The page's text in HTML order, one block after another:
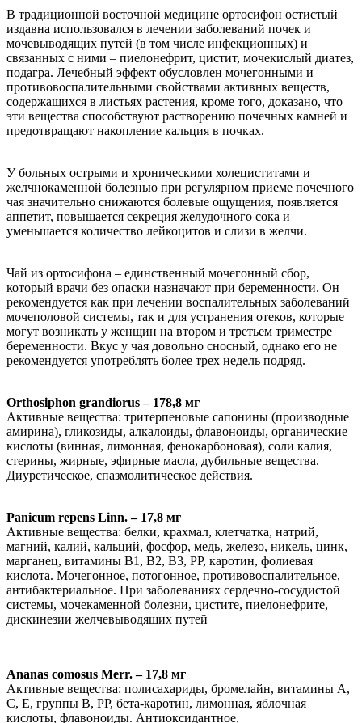
В традиционной восточной медицине ортосифон остистый
издавна использовался в лечении заболеваний почек и
мочевыводящих путей (в том числе инфекционных) и
связанных с ними – пиелонефрит, цистит, мочекислый диатез,
подагра. Лечебный эффект обусловлен мочегонными и
противовоспалительными свойствами активных веществ,
содержащихся в листьях растения, кроме того, доказано, что
эти вещества способствуют растворению почечных камней и
предотвращают накопление кальция в почках.
У больных острыми и хроническими холециститами и
желчнокаменной болезнью при регулярном приеме почечного
чая значительно снижаются болевые ощущения, появляется
аппетит, повышается секреция желудочного сока и
уменьшается количество лейкоцитов и слизи в желчи.
Чай из ортосифона – единственный мочегонный сбор,
который врачи без опаски назначают при беременности. Он
рекомендуется как при лечении воспалительных заболеваний
мочеполовой системы, так и для устранения отеков, которые
могут возникать у женщин на втором и третьем триместре
беременности. Вкус у чая довольно сносный, однако его не
рекомендуется употреблять более трех недель подряд.
Orthosiphon grandiorus – 178,8 мг
Активные вещества: тритерпеновые сапонины (производные
амирина), гликозиды, алкалоиды, флавоноиды, органические
кислоты (винная, лимонная, фенокарбоновая), соли калия,
стерины, жирные, эфирные масла, дубильные вещества.
Диуретическое, спазмолитическое действия.
Panicum repens Linn. – 17,8 мг
Активные вещества: белки, крахмал, клетчатка, натрий,
магний, калий, кальций, фосфор, медь, железо, никель, цинк,
марганец, витамины В1, В2, В3, РР, каротин, фолиевая
кислота. Мочегонное, потогонное, противовоспалительное,
антибактериальное. При заболеваниях сердечно-сосудистой
системы, мочекаменной болезни, цистите, пиелонефрите,
дискинезии желчевыводящих путей
Ananas comosus Merr. – 17,8 мг
Активные вещества: полисахариды, бромелайн, витамины А,
С, Е, группы В, РР, бета-каротин, лимонная, яблочная
кислоты, флавоноиды. Антиоксидантное,